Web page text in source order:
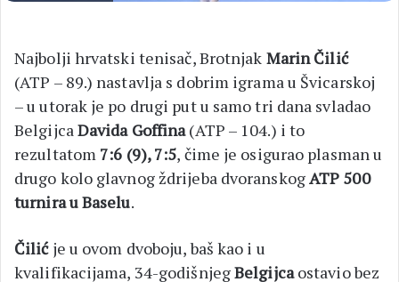
Najbolji hrvatski tenisač, Brotnjak Marin Čilić
(ATP – 89.) nastavlja s dobrim igrama u Švicarskoj
– u utorak je po drugi put u samo tri dana svladao
BelgijcaDavida Goffina(ATP – 104.) i to
rezultatom 7:6 (9), 7:5, čime je osigurao plasman u
drugo kolo glavnog ždrijeba dvoranskogATP 500
turnira u Baselu.
Čilićje u ovom dvoboju, baš kao i u
kvalifikacijama, 34-godišnjegBelgijcaostavio bez